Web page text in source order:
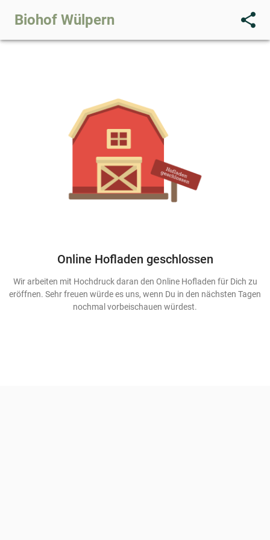
Biohof Wülpern share
Online Hofladen geschlossen
Wir arbeiten mit Hochdruck daran den Online Hofladen für Dich zu
eröffnen. Sehr freuen würde es uns, wenn Du in den nächsten Tagen
nochmal vorbeischauen würdest.